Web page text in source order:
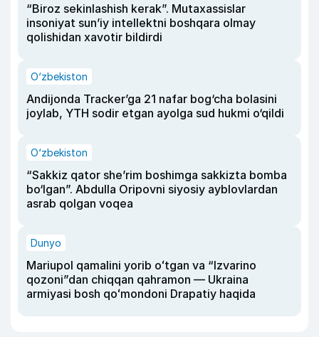
“Biroz sekinlashish kerak”. Mutaxassislar
insoniyat sun’iy intellektni boshqara olmay
qolishidan xavotir bildirdi
O‘zbekiston
Andijonda Tracker’ga 21 nafar bog‘cha bolasini
joylab, YTH sodir etgan ayolga sud hukmi o‘qildi
O‘zbekiston
“Sakkiz qator she’rim boshimga sakkizta bomba
bo‘lgan”. Abdulla Oripovni siyosiy ayblovlardan
asrab qolgan voqea
Dunyo
Mariupol qamalini yorib oʻtgan va “Izvarino
qozoni”dan chiqqan qahramon — Ukraina
armiyasi bosh qoʻmondoni Drapatiy haqida